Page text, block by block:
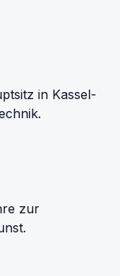
in Kassel-
zur